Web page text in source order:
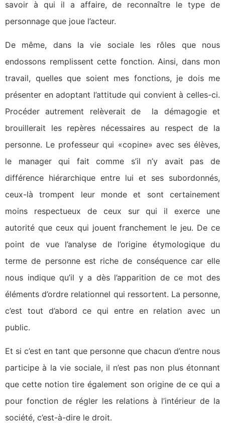
savoir à qui il a affaire, de reconnaître le type de
personnage que joue l’acteur.
De même, dans la vie sociale les rôles que nous
endossons remplissent cette fonction. Ainsi, dans mon
travail, quelles que soient mes fonctions, je dois me
présenter en adoptant l’attitude qui convient à celles-ci.
Procéder autrement relèverait de la démagogie et
brouillerait les repères nécessaires au respect de la
personne. Le professeur qui «copine» avec ses élèves,
le manager qui fait comme s’il n’y avait pas de
différence hiérarchique entre lui et ses subordonnés,
ceux-là trompent leur monde et sont certainement
moins respectueux de ceux sur qui il exerce une
autorité que ceux qui jouent franchement le jeu. De ce
point de vue l’analyse de l’origine étymologique du
terme de personne est riche de conséquence car elle
nous indique qu’il y a dès l’apparition de ce mot des
éléments d’ordre relationnel qui ressortent. La personne,
c’est tout d’abord ce qui entre en relation avec un
public.
Et si c’est en tant que personne que chacun d’entre nous
participe à la vie sociale, il n’est pas non plus étonnant
que cette notion tire également son origine de ce qui a
pour fonction de régler les relations à l’intérieur de la
société, c’est-à-dire le droit.